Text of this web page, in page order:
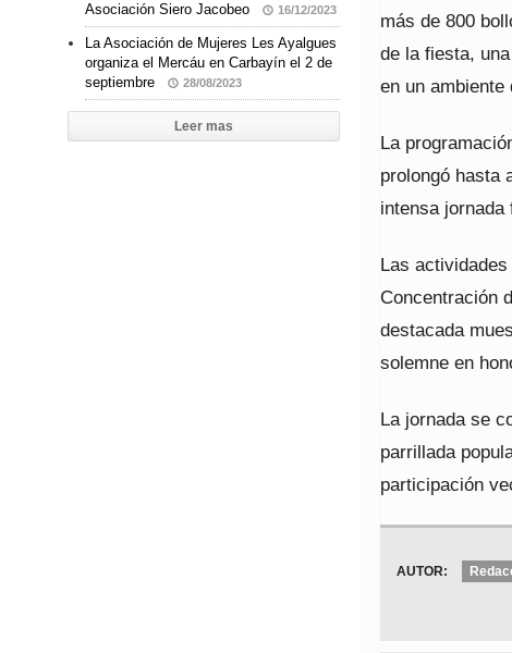
más de 800
de la fiesta,
en un
La
prolongó hasta
intensa jornada
Las
Concentración
destacada
solemne en
La jornada se
parrillada
participación
AUTOR:
Asociación Siero Jacobeo
16/12/2023
La Asociación de Mujeres Les Ayalgues
organiza el Mercáu en Carbayín el 2 de
septiembre
28/08/2023
Leer mas